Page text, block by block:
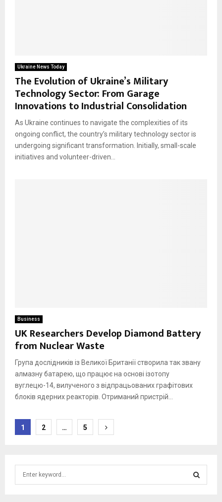
Ukraine News Today
The Evolution of Ukraine’s Military
Technology Sector: From Garage
Innovations to Industrial Consolidation
As Ukraine continues to navigate the complexities of its
ongoing conflict, the country’s military technology sector is
undergoing significant transformation. Initially, small-scale
initiatives and volunteer-driven...
Business
UK Researchers Develop Diamond Battery
from Nuclear Waste
Група дослідників із Великої Британії створила так звану
алмазну батарею, що працює на основі ізотопу
вуглецю-14, вилученого з відпрацьованих графітових
блоків ядерних реакторів. Отриманий пристрій...
Posts
1 2 … 5